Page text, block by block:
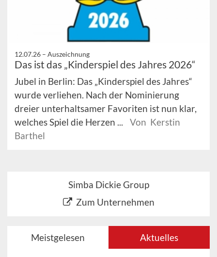
12.07.26 – Auszeichnung
Das ist das „Kinderspiel des Jahres 2026“
Jubel in Berlin: Das „Kinderspiel des Jahres“
wurde verliehen. Nach der Nominierung
dreier unterhaltsamer Favoriten ist nun klar,
welches Spiel die Herzen ...
Von Kerstin
Barthel
Simba Dickie Group
Zum Unternehmen
Meistgelesen Aktuelles